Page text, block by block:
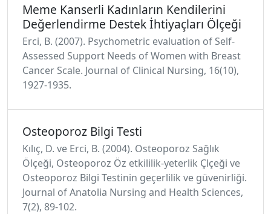
Meme Kanserli Kadınların Kendilerini
Değerlendirme Destek İhtiyaçları Ölçeği
Erci, B. (2007). Psychometric evaluation of Self‐
Assessed Support Needs of Women with Breast
Cancer Scale. Journal of Clinical Nursing, 16(10),
1927-1935.
Osteoporoz Bilgi Testi
Kılıç, D. ve Erci, B. (2004). Osteoporoz Sağlık
Ölçeği, Osteoporoz Öz etkililik-yeterlik Çlçeği ve
Osteoporoz Bilgi Testinin geçerlilik ve güvenirliği.
Journal of Anatolia Nursing and Health Sciences,
7(2), 89-102.